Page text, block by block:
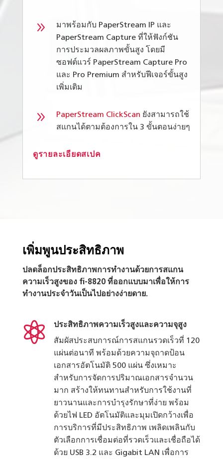
9
มาพร้อมกับ PaperStream IP และ
PaperStream Capture ที่ให้ฟังก์ชัน
การประมวลผลภาพขั้นสูง โดยมี
ซอฟต์แวร์ PaperStream Capture Pro
และ Pro Premium สำหรับฟีเจอร์ขั้นสูง
เพิ่มเติม
9 PaperStream ClickScan ยังสามารถใช้
สแกนได้ตามต้องการใน 3 ขั้นตอนง่ายๆ
ดูรายละเอียดสเปค
เพิ่มพูนประสิทธิภาพ
ปลดล็อกประสิทธิภาพการทำงานด้วยการสแกน
ความเร็วสูงของ fi-8820 ที่ออกแบบมาเพื่อให้การ
ทำงานประจำวันเป็นไปอย่างง่ายดาย.

ประสิทธิภาพความเร็วสูงและความจุสูง
สัมผัสประสบการณ์การสแกนรวดเร็วที่ 120
แผ่นต่อนาที พร้อมด้วยความจุถาดป้อน
เอกสารอัตโนมัติ 500 แผ่น ซึ่งเหมาะ
สำหรับการจัดการปริมาณเอกสารจำนวน
มาก สร้างให้ทนทานสำหรับการใช้งานที่
ยาวนานและการบำรุงรักษาที่ง่าย พร้อม
ด้วยไฟ LED อัตโนมัติและมุมเปิดกว้างเพื่อ
การบริการที่มีประสิทธิภาพ เพลิดเพลินกับ
ตัวเลือกการเชื่อมต่อที่รวดเร็วและเชื่อถือได้
ด้วย USB 3.2 และ Gigabit LAN เพื่อการ